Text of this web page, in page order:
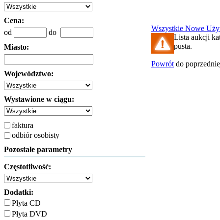
Cena:
od
do
Miasto:
Województwo:
Wystawione w ciągu:
faktura
odbiór osobisty
Pozostałe parametry
Częstotliwość:
Dodatki:
Płyta CD
Płyta DVD
Wszystkie Nowe
Lista aukcji
pusta.
Powrót do